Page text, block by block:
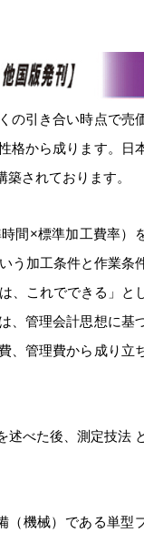
の引き合い時点で売
格から成ります。日
されております。
間×標準加工費率）
う加工条件と作業条
、これでできる」と
、管理会計思想に基
、管理費から成り立
述べた後、測定技法
（機械）である単型